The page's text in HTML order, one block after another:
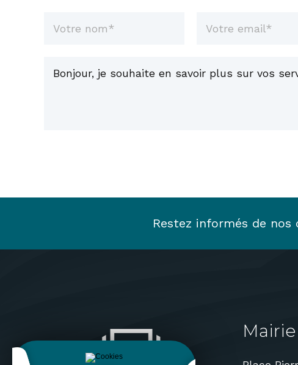
Restez informés de nos
Mairie